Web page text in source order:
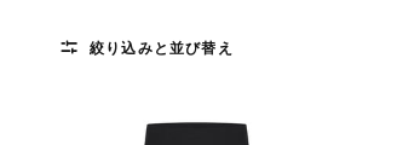
絞り込みと並び替え